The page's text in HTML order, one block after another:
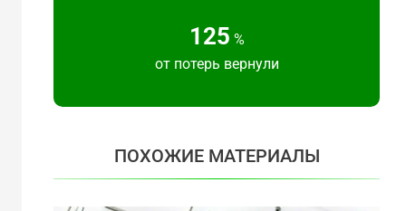
125 %
от потерь вернули
ПОХОЖИЕ МАТЕРИАЛЫ